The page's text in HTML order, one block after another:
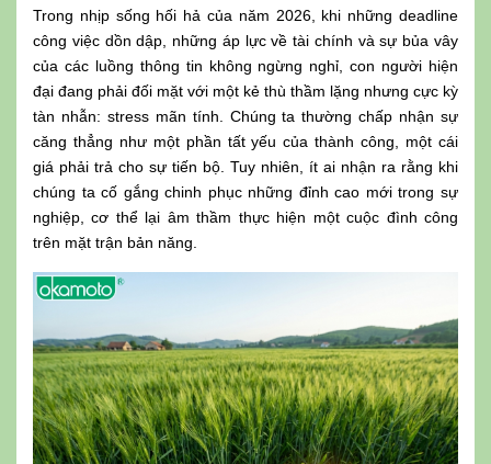
Trong nhịp sống hối hả của năm 2026, khi những deadline
công việc dồn dập, những áp lực về tài chính và sự bủa vây
của các luồng thông tin không ngừng nghỉ, con người hiện
đại đang phải đối mặt với một kẻ thù thầm lặng nhưng cực kỳ
tàn nhẫn: stress mãn tính. Chúng ta thường chấp nhận sự
căng thẳng như một phần tất yếu của thành công, một cái
giá phải trả cho sự tiến bộ. Tuy nhiên, ít ai nhận ra rằng khi
chúng ta cố gắng chinh phục những đỉnh cao mới trong sự
nghiệp, cơ thể lại âm thầm thực hiện một cuộc đình công
trên mặt trận bản năng.